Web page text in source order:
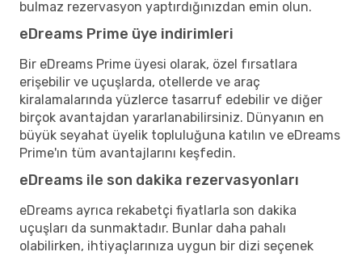
bulmaz rezervasyon yaptırdığınızdan emin olun.
eDreams Prime üye indirimleri
Bir eDreams Prime üyesi olarak, özel fırsatlara
erişebilir ve uçuşlarda, otellerde ve araç
kiralamalarında yüzlerce tasarruf edebilir ve diğer
birçok avantajdan yararlanabilirsiniz. Dünyanın en
büyük seyahat üyelik topluluğuna katılın ve eDreams
Prime'ın tüm avantajlarını keşfedin.
eDreams ile son dakika rezervasyonları
eDreams ayrıca rekabetçi fiyatlarla son dakika
uçuşları da sunmaktadır. Bunlar daha pahalı
olabilirken, ihtiyaçlarınıza uygun bir dizi seçenek